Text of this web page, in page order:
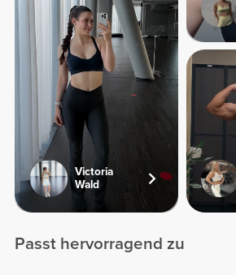
Victoria
Wald
Passt hervorragend zu